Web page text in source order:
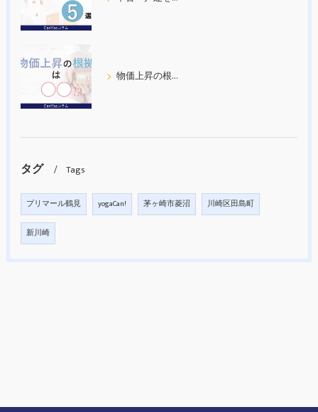
物価上昇の根拠について考えてみた
タグ Tags
プリマール鶴見 yogaCan! 茅ヶ崎市菱沼 川崎区田島町
新川崎